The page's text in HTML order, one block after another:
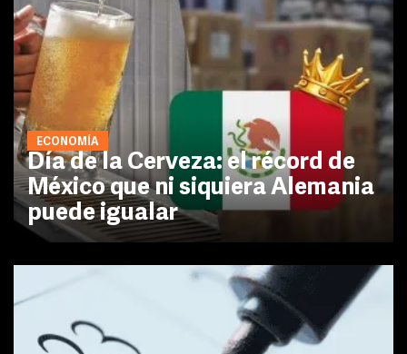
ECONOMÍA
Día de la Cerveza: el récord de
México que ni siquiera Alemania
puede igualar